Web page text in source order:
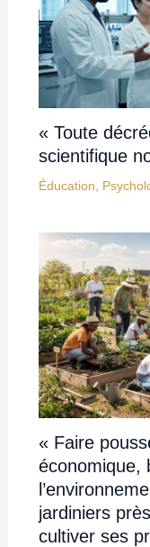
« Toute
scientifique
Éducation
« Faire
économique,
jardiniers
cultiver ses